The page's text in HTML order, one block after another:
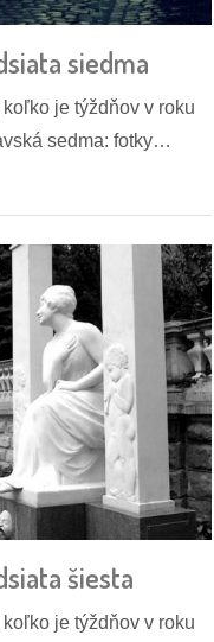
siedma
je týždňov v roku
sedma: fotky…
šiesta
je týždňov v roku